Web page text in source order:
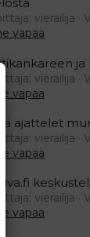
vierailija
vapaa
vierailija
vapaa
ajattelet
vierailija
vapaa
vierailija
vapaa